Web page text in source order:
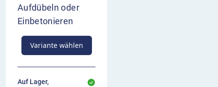
Aufdübeln oder
Einbetonieren
Variante wählen
Auf Lager,